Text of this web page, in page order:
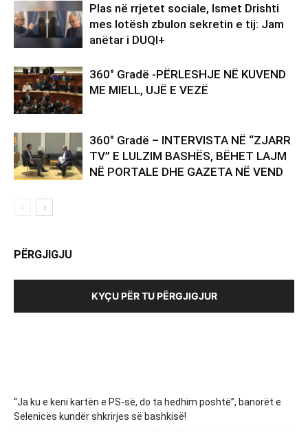
Plas në rrjetet sociale, Ismet Drishti
mes lotësh zbulon sekretin e tij: Jam
anëtar i DUQI+
360° Gradë -PËRLESHJE NË KUVEND
ME MIELL, UJË E VEZË
360° Gradë – INTERVISTA NË “ZJARR
TV” E LULZIM BASHËS, BËHET LAJM
NË PORTALE DHE GAZETA NË VEND
PËRGJIGJU
KYÇU PËR TU PËRGJIGJUR
“Ja ku e keni kartën e PS-së, do ta hedhim poshtë”, banorët e
Selenicës kundër shkrirjes së bashkisë!